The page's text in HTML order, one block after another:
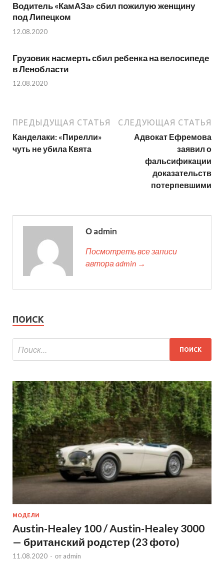
Водитель «КамАЗа» сбил пожилую женщину
под Липецком
12.08.2020
Грузовик насмерть сбил ребенка на велосипеде
в Ленобласти
12.08.2020
ПРЕДЫДУЩАЯ СТАТЬЯ
Канделаки: «Пирелли»
чуть не убила Квята
СЛЕДУЮЩАЯ СТАТЬЯ
Адвокат Ефремова
заявил о
фальсификации
доказательств
потерпевшими
О admin
Посмотреть все записи
автора admin →
ПОИСК
МОДЕЛИ
Austin-Healey 100 / Austin-Healey 3000
— британский родстер (23 фото)
11.08.2020 - от admin